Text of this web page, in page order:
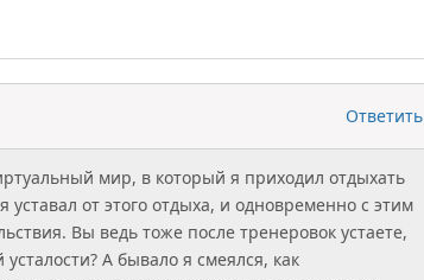
Ответить
мир, в который я приходил отдыхать
уставал от этого отдыха, и одновременно с этим
Вы ведь тоже после тренеровок устаете,
усталости? А бывало я смеялся, как